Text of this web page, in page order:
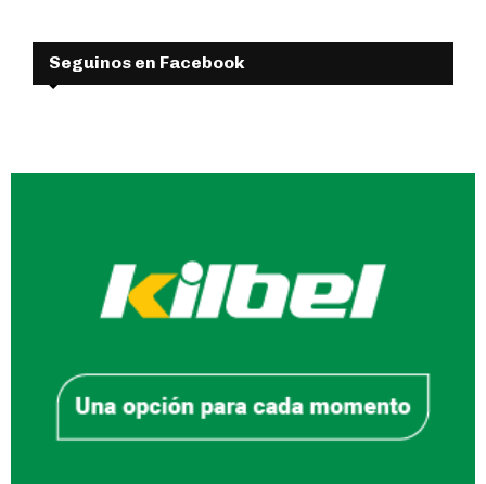
Seguinos en Facebook